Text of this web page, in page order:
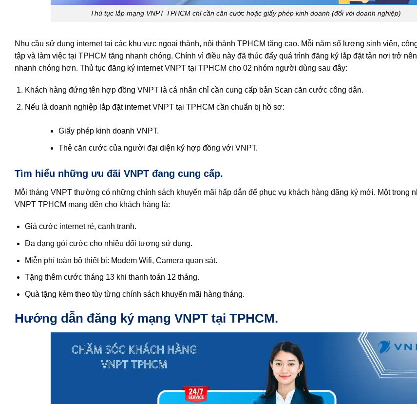
Thủ tục lắp mạng VNPT TPHCM chỉ cần căn cước hoặc giấy phép kinh doanh (đối với doanh nghiệp)
Nhu cầu sử dụng internet tại các khu vực ngoại thành, nội thành TPHCM tăng cao. Mỗi năm số lượng sinh viên,
tập và làm việc tại TPHCM tăng nhanh chóng. Chính vì điều này đã thúc đẩy quá trình đăng ký lắp đặt tận nơi trở
nhanh chóng hơn. Thủ tục đăng ký internet VNPT tại TPHCM cho 02 nhóm người dùng sau đây:
Khách hàng đứng tên hợp đồng VNPT là cá nhân chỉ cần cung cấp bản Scan căn cước công dân.
Nếu là doanh nghiệp lắp đặt internet VNPT tại TPHCM cần chuẩn bị hồ sơ:
Giấy phép kinh doanh VNPT.
Thẻ căn cước của người đại diện ký hợp đồng với VNPT.
Tìm hiểu những ưu đãi VNPT đang cung cấp.
Mỗi tháng VNPT thường có những chính sách khuyến mãi hấp dẫn để phục vụ khách hàng đăng ký mới. Một trong
VNPT TPHCM mang đến cho khách hàng là:
Giá cước internet rẻ, cạnh tranh.
Đa dạng gói cước cho nhiều đối tượng sử dụng.
Miễn phí toàn bộ thiết bị: Modem Wifi, Camera quan sát.
Tặng thêm cước tháng 13 khi thanh toán 12 tháng.
Quà tặng kèm theo tùy từng chính sách khuyến mãi hàng tháng.
Hướng dẫn đăng ký mạng VNPT tại TPHCM.